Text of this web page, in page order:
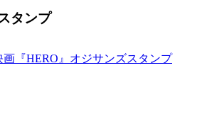
タンプ
画『HERO』オジサンズスタンプ